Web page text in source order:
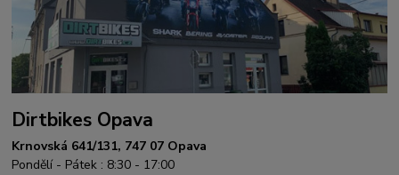
Dirtbikes Opava
Krnovská 641/131, 747 07 Opava
Pondělí - Pátek : 8:30 - 17:00